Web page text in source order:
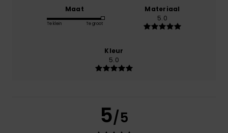
Maat
Te klein Te groot
Materiaal
5.0
Kleur
5.0
5/5